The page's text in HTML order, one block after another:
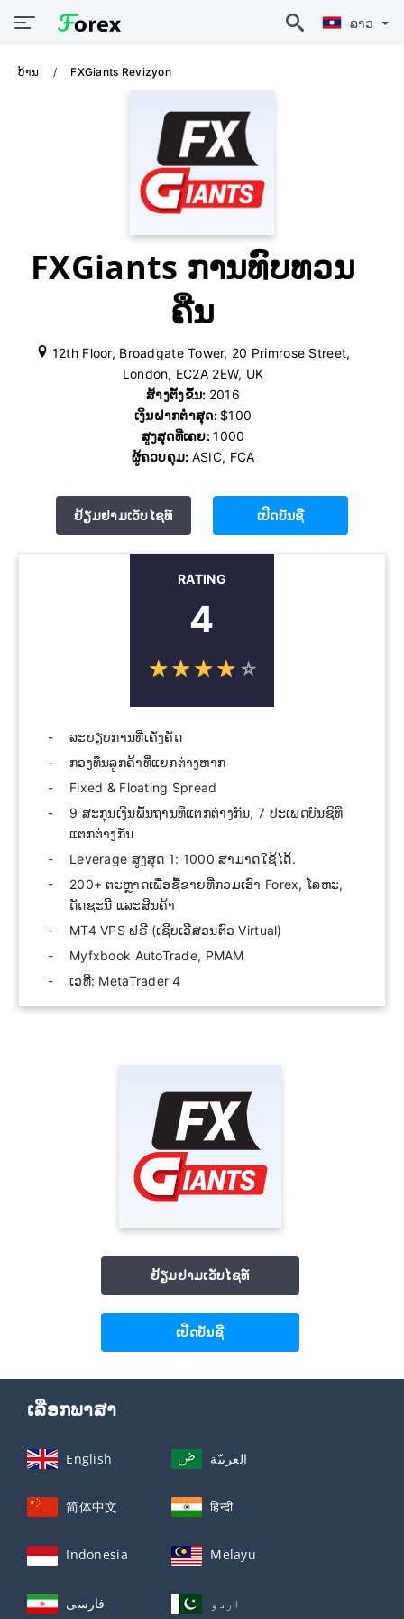
ລາວ
ບ້ານ FXGiants Revizyon
FXGiants ການທົບທວນ
ຄືນ
12th Floor, Broadgate Tower, 20 Primrose Street,
London, EC2A 2EW, UK
ສ້າງຕັ້ງຂຶ້ນ: 2016
ເງິນຝາກຕໍ່າສຸດ: $100
ສູງສຸດທີ່ເຄຍ:1000
ຜູ້ຄວບຄຸມ: ASIC, FCA
ຢ້ຽມຢາມເວັບໄຊທ໌ ເປີດບັນຊີ
RATING
4
☆☆☆☆ ☆
★★★★ ★
ລະບຽບການທີ່ເຄັ່ງຄັດ
ກອງທຶນລູກຄ້າທີ່ແຍກຕ່າງຫາກ
Fixed & Floating Spread
9 ສະກຸນເງິນພື້ນຖານທີ່ແຕກຕ່າງກັນ, 7 ປະເພດບັນຊີທີ່
ແຕກຕ່າງກັນ
Leverage ສູງສຸດ 1: 1000 ສາມາດໃຊ້ໄດ້.
200+ ຕະຫຼາດເພື່ອຊື້ຂາຍທີ່ກວມເອົາ Forex, ໂລຫະ,
ດັດຊະນີ ແລະສິນຄ້າ
MT4 VPS ຟຣີ (ເຊີບເວີສ່ວນຕົວ Virtual)
Myfxbook AutoTrade, PMAM
ເວທີ: MetaTrader 4
ຢ້ຽມຢາມເວັບໄຊທ໌
ເປີດບັນຊີ
ເລືອກພາສາ
English العربيّة
简体中文 हिन्दी
Indonesia Melayu
فارسی اردو